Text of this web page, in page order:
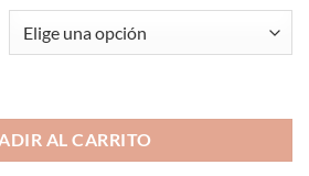
AL CARRITO